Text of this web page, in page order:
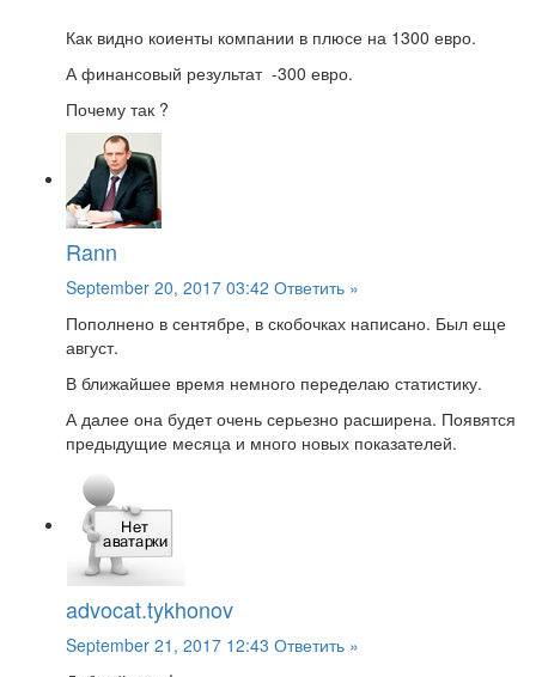
Как видно коиенты компании в плюсе на 1300 евро.
А финансовый результат -300 евро.
Почему так ?
Rann
September 20, 2017 03:42 Ответить »
Пополнено в сентябре, в скобочках написано. Был еще
август.
В ближайшее время немного переделаю статистику.
А далее она будет очень серьезно расширена. Появятся
предыдущие месяца и много новых показателей.
advocat.tykhonov
September 21, 2017 12:43 Ответить »